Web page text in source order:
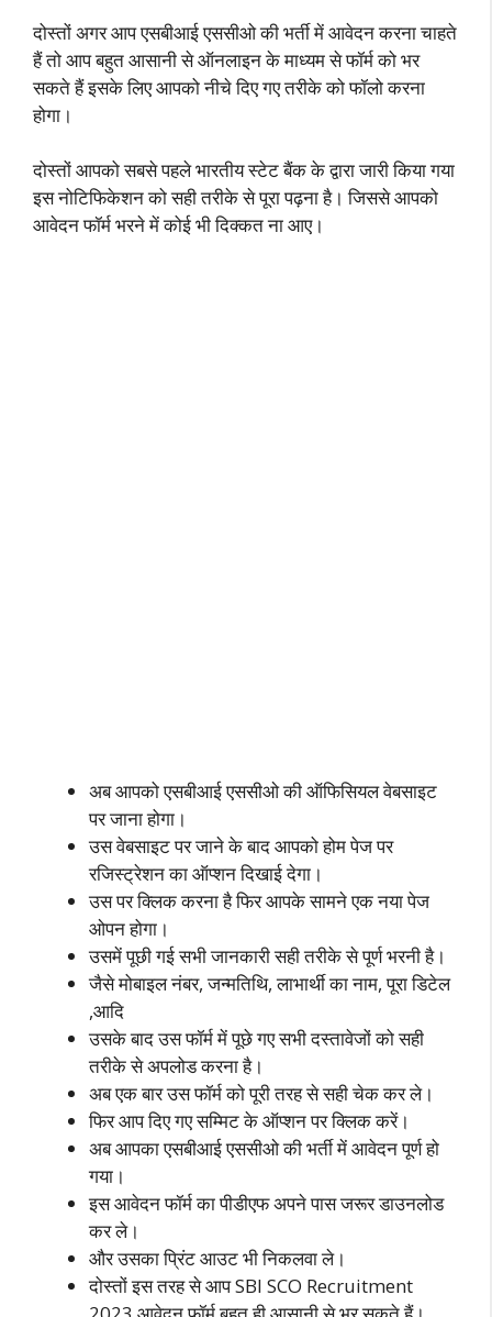
दोस्तों अगर आप एसबीआई एससीओ की भर्ती में आवेदन करना चाहते
हैं तो आप बहुत आसानी से ऑनलाइन के माध्यम से फॉर्म को भर
सकते हैं इसके लिए आपको नीचे दिए गए तरीके को फॉलो करना
होगा।
दोस्तों आपको सबसे पहले भारतीय स्टेट बैंकके द्वारा जारी किया गया
इस नोटिफिकेशन को सही तरीके से पूरा पढ़ना है। जिससे आपको
आवेदन फॉर्म भरने में कोई भी दिक्कत ना आए।
अब आपको एसबीआई एससीओ की ऑफिसियल वेबसाइट
पर जाना होगा।
उस वेबसाइट पर जाने के बाद आपको होम पेज पर
रजिस्ट्रेशन का ऑप्शन दिखाई देगा।
उस पर क्लिक करना है फिर आपके सामने एक नया पेज
ओपन होगा।
उसमें पूछी गई सभी जानकारी सही तरीके से पूर्ण भरनी है।
जैसे मोबाइल नंबर, जन्मतिथि, लाभार्थी का नाम, पूरा डिटेल
,आदि
उसके बाद उस फॉर्म में पूछे गए सभी दस्तावेजों को सही
तरीके से अपलोड करना है।
अब एक बार उस फॉर्म को पूरी तरह से सही चेक कर ले।
फिर आप दिए गए सम्मिट के ऑप्शन पर क्लिक करें।
अब आपका एसबीआई एससीओ की भर्ती में आवेदन पूर्ण हो
गया।
इस आवेदन फॉर्म का पीडीएफ अपने पास जरूर डाउनलोड
कर ले।
और उसका प्रिंट आउट भी निकलवा ले।
दोस्तों इस तरह से आप SBI SCO Recruitment